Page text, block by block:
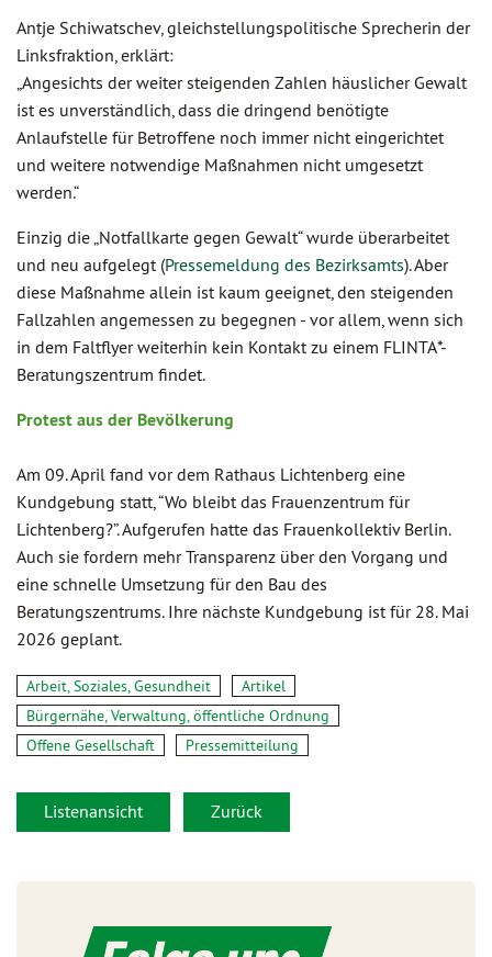
Antje Schiwatschev, gleichstellungspolitische Sprecherin der
Linksfraktion, erklärt:
„Angesichts der weiter steigenden Zahlen häuslicher Gewalt
ist es unverständlich, dass die dringend benötigte
Anlaufstelle für Betroffene noch immer nicht eingerichtet
und weitere notwendige Maßnahmen nicht umgesetzt
werden.“
Einzig die „Notfallkarte gegen Gewalt“ wurde überarbeitet
und neu aufgelegt (Pressemeldung des Bezirksamts). Aber
diese Maßnahme allein ist kaum geeignet, den steigenden
Fallzahlen angemessen zu begegnen - vor allem, wenn sich
in dem Faltflyer weiterhin kein Kontakt zu einem FLINTA*-
Beratungszentrum findet.
Protest aus der Bevölkerung
Am 09. April fand vor dem Rathaus Lichtenberg eine
Kundgebung statt, “Wo bleibt das Frauenzentrum für
Lichtenberg?”. Aufgerufen hatte das Frauenkollektiv Berlin.
Auch sie fordern mehr Transparenz über den Vorgang und
eine schnelle Umsetzung für den Bau des
Beratungszentrums. Ihre nächste Kundgebung ist für 28. Mai
2026 geplant.
Arbeit, Soziales, Gesundheit
Artikel
Bürgernähe, Verwaltung, öffentliche Ordnung
Offene Gesellschaft
Pressemitteilung
Listenansicht Zurück